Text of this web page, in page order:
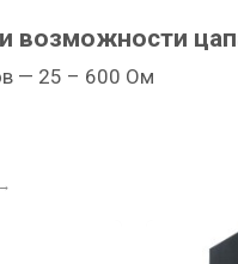
возможности
— 25 – 600 Ом
→